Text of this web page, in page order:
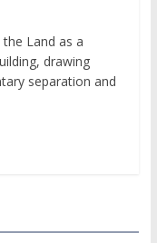
Land as a
drawing
separation and